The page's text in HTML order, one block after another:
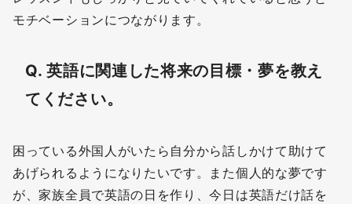
モチベーションにつながります。
Q. 英語に関連した将来の目標・夢を教え
てください。
困っている外国人がいたら自分から話しかけて助けて
あげられるようになりたいです。また個人的な夢です
が、家族全員で英語の日を作り、今日は英語だけ話を